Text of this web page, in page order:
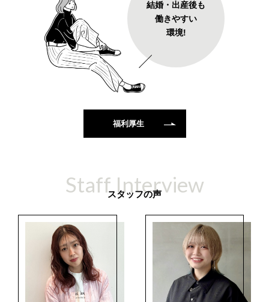
結婚・出産後も
働きやすい
環境!
福利厚生
Staff Interview
スタッフの声